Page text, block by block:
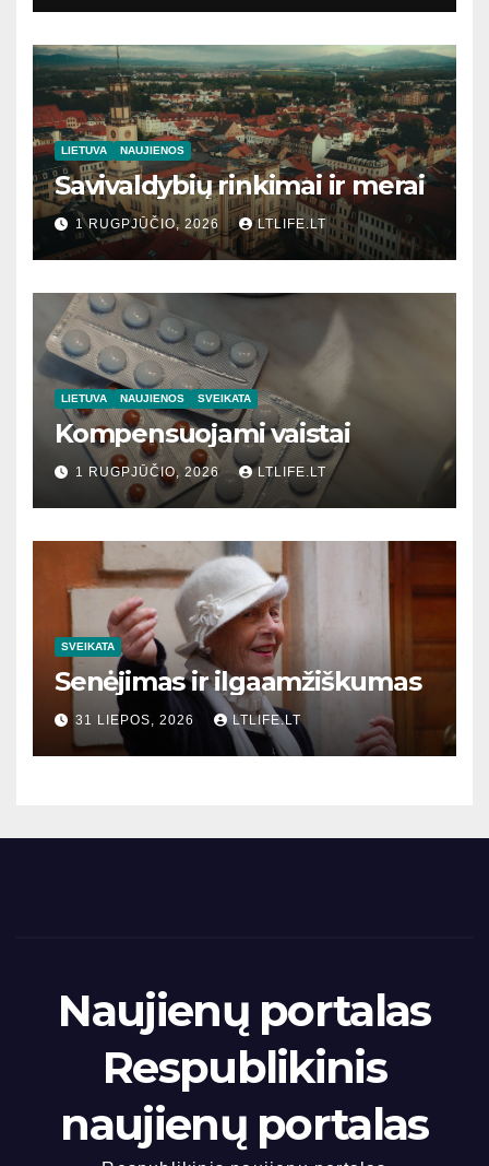
LIETUVA NAUJIENOS
Savivaldybių rinkimai ir merai
1 RUGPJŪČIO, 2026 LTLIFE.LT
LIETUVA NAUJIENOS SVEIKATA
Kompensuojami vaistai
1 RUGPJŪČIO, 2026 LTLIFE.LT
SVEIKATA
Senėjimas ir ilgaamžiškumas
31 LIEPOS, 2026 LTLIFE.LT
Naujienų portalas
Respublikinis
naujienų portalas